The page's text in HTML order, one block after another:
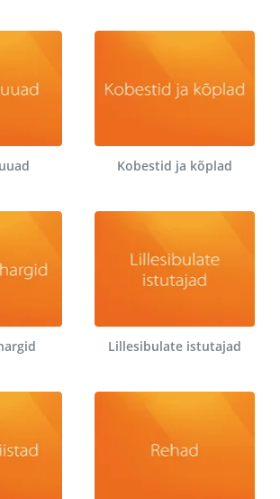
Kobestid ja kõplad
Lillesibulate istutajad